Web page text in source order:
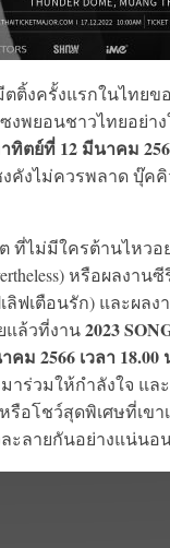
ติ้งครั้งแรกในไทยข
งพยอนชาวไทยอย่า
ทิตย์ที่ 12 มีนาคม
งไม่ควรพลาด บุ๊คคิ
ที่ไม่มีใครต้านไหวอ
หรือผลงาน
เลิฟเตือนรัก) และผ
แล้วที่งาน2023
ม 2566 เวลา
ร่วมให้กำลังใจ แล
รือโชว์สุดพิเศษที่เข
ะลายกันอย่างแน่นอ